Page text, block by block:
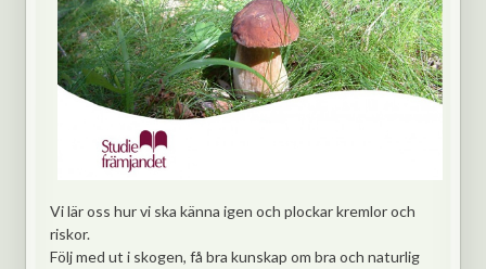
Vi lär oss hur vi ska känna igen och plockar kremlor och
riskor.
Följ med ut i skogen, få bra kunskap om bra och naturlig